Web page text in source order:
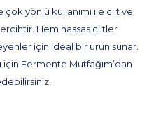
yönlü kullanımı ile cilt ve
Hem hassas ciltler
için ideal bir ürün sunar.
için Fermente Mutfağım’dan